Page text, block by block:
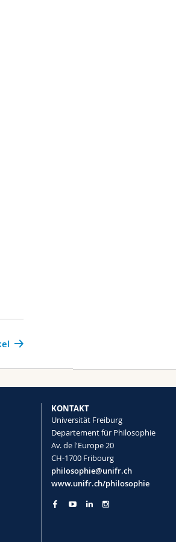
KONTAKT
Universität Freiburg
Departement für Philosophie
Av. de l'Europe 20
CH-1700 Fribourg
philosophie@unifr.ch
www.unifr.ch/philosophie